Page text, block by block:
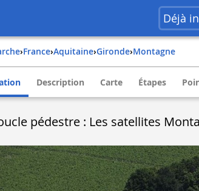
Déjà
› france› aquitaine› gironde› montagne
Description Carte Étapes
pédestre : Les satellites